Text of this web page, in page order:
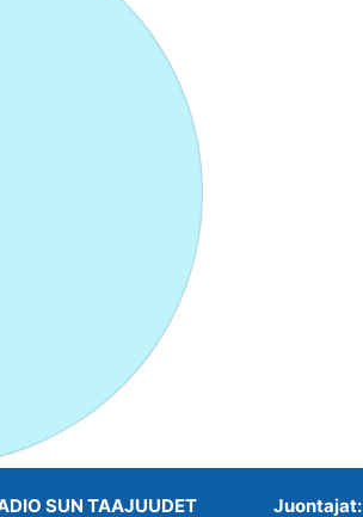
SUN TAAJUUDET Juontajat: